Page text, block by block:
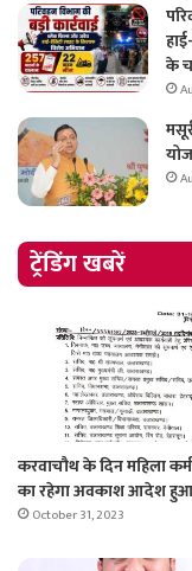
के
ट्रेंडिंग खबरें
करवाचौथ के दिन महिला
का रहेगा अवकाश आदेश हुआ
October 31, 2023